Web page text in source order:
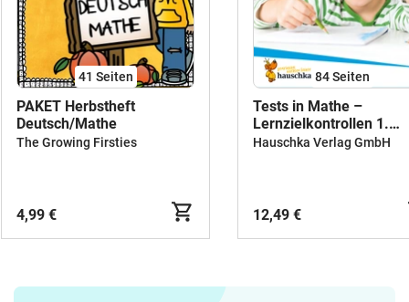
41 Seiten
PAKET Herbstheft
Deutsch/Mathe
The Growing Firsties
4,99 €
84Seiten
Tests in Mathe –
Lernzielkontrollen 1.
Klasse
Hauschka Verlag GmbH
12,49 €